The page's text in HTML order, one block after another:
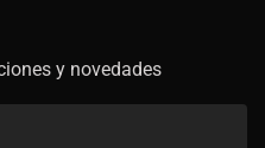
y novedades